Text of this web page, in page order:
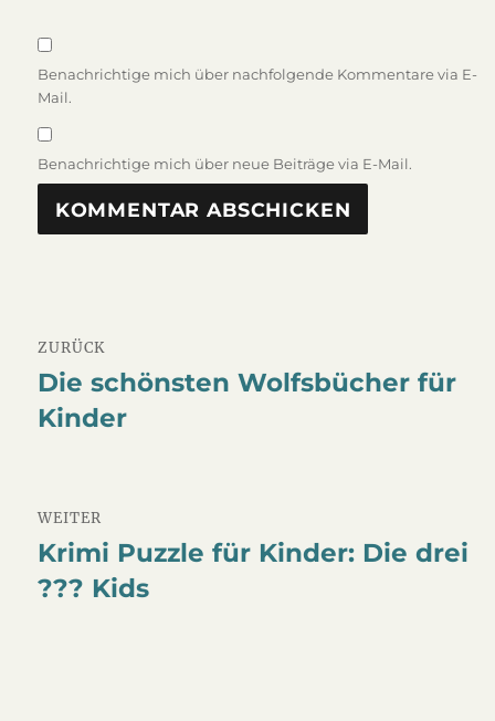
Benachrichtige mich über nachfolgende Kommentare via E-
Mail.
Benachrichtige mich über neue Beiträge via E-Mail.
ZURÜCK
Vorheriger
Beitrag:
Die schönsten Wolfsbücher für
Kinder
WEITER
Nächster
Beitrag:
Krimi Puzzle für Kinder: Die drei
??? Kids